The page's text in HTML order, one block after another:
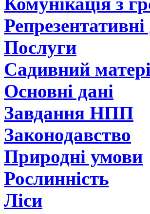
Послуги
Садивний
Основні дані
Завдання НПП
Законодавство
Природні умови
Рослинність
Ліси